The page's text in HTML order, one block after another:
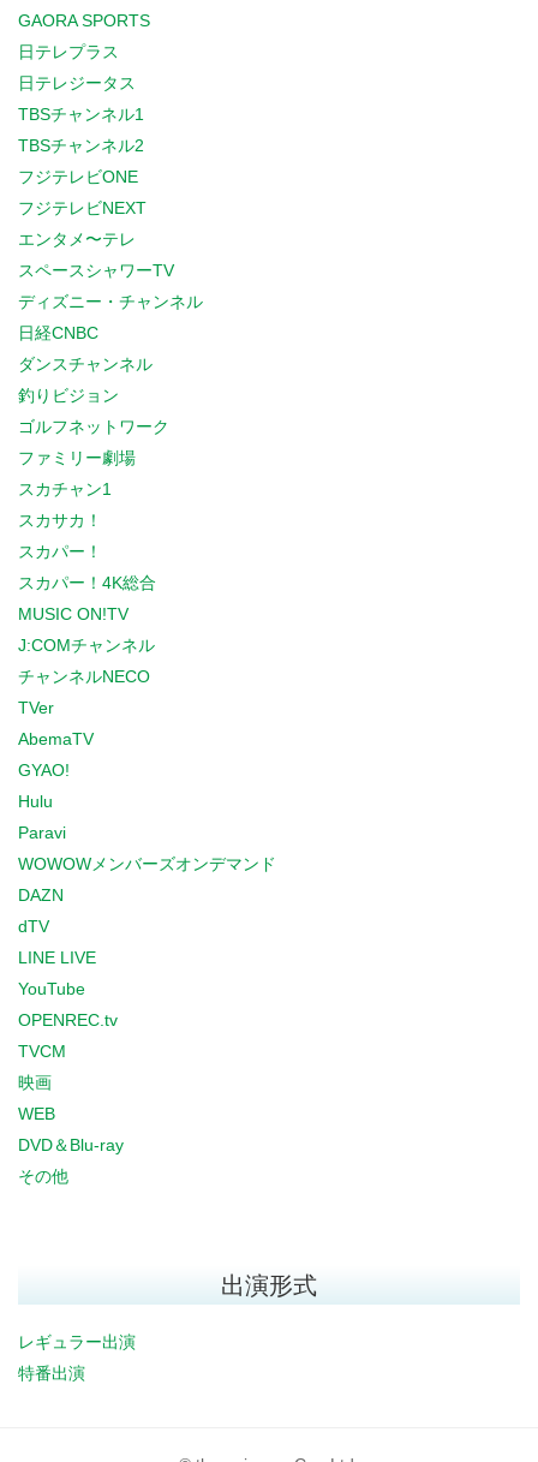
GAORA SPORTS
日テレプラス
日テレジータス
TBSチャンネル1
TBSチャンネル2
フジテレビONE
フジテレビNEXT
エンタメ〜テレ
スペースシャワーTV
ディズニー・チャンネル
日経CNBC
ダンスチャンネル
釣りビジョン
ゴルフネットワーク
ファミリー劇場
スカチャン1
スカサカ！
スカパー！
スカパー！4K総合
MUSIC ON!TV
J:COMチャンネル
チャンネルNECO
TVer
AbemaTV
GYAO!
Hulu
Paravi
WOWOWメンバーズオンデマンド
DAZN
dTV
LINE LIVE
YouTube
OPENREC.tv
TVCM
映画
WEB
DVD＆Blu-ray
その他
出演形式
レギュラー出演
特番出演